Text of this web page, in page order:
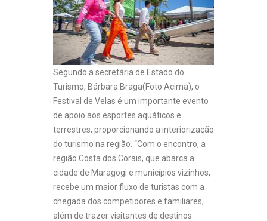
Segundo a secretária de Estado do
Turismo, Bárbara Braga(Foto Acima), o
Festival de Velas é um importante evento
de apoio aos esportes aquáticos e
terrestres, proporcionando a interiorização
do turismo na região. “Com o encontro, a
região Costa dos Corais, que abarca a
cidade de Maragogi e municípios vizinhos,
recebe um maior fluxo de turistas com a
chegada dos competidores e familiares,
além de trazer visitantes de destinos